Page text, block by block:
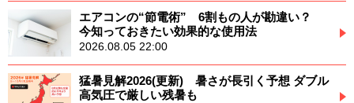
エアコンの“節電術” 6割もの人が勘違い？
今知っておきたい効果的な使用法
2026.08.05 22:00
猛暑見解2026(更新) 暑さが長引く予想 ダブル
高気圧で厳しい残暑も